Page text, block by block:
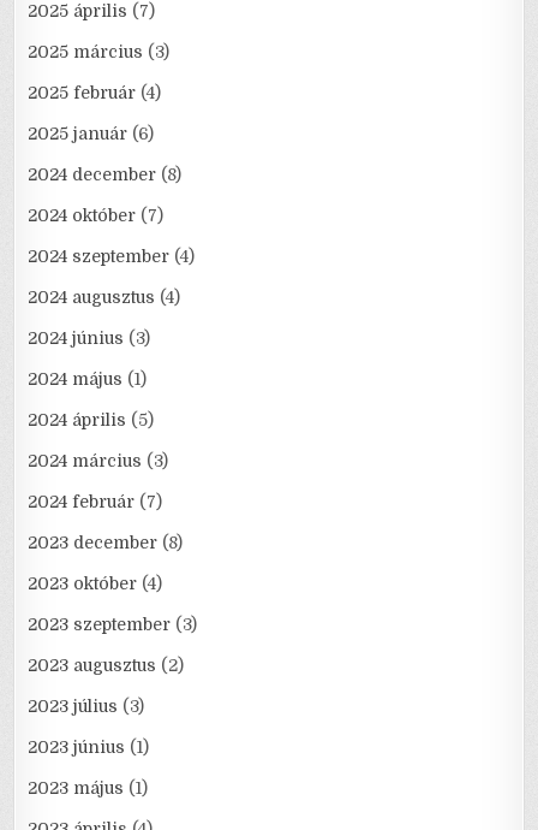
2025 április (7)
2025 március (3)
2025 február (4)
2025 január (6)
2024 december (8)
2024 október (7)
2024 szeptember (4)
2024 augusztus (4)
2024 június (3)
2024 május (1)
2024 április (5)
2024 március (3)
2024 február (7)
2023 december (8)
2023 október (4)
2023 szeptember (3)
2023 augusztus (2)
2023 július (3)
2023 június (1)
2023 május (1)